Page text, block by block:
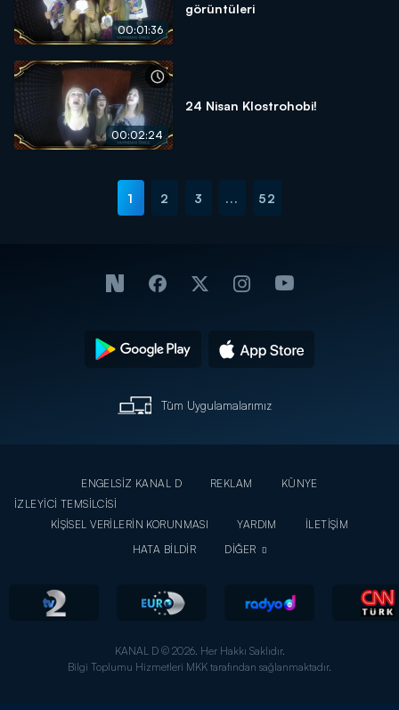
00:01:36
görüntüleri
00:02:24
24 Nisan Klostrohobi!
1 2 3 ... 52
Tüm Uygulamalarımız
ENGELSİZ KANAL D REKLAM
KÜNYE
İZLEYİCİ TEMSİLCİSİ
KİŞİSEL VERİLERİN KORUNMASI
YARDIM
İLETİŞİM
HATA BİLDİR
DİĞER
KANAL D © 2026. Her Hakkı Saklıdır.
Bilgi Toplumu Hizmetleri MKK tarafından sağlanmaktadır.